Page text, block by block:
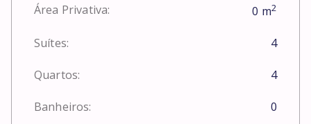
Área Privativa: 0 m2
Suítes: 4
Quartos: 4
Banheiros: 0